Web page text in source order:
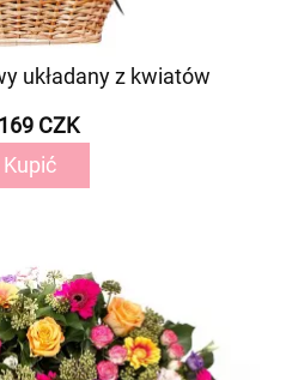
układany z kwiatów
CZK
Kupić